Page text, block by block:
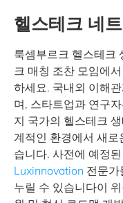
헬스테크 네
룩셈부르크 헬스테크
크 매칭 조찬 모임에
하세요. 국내외 이해
며, 스타트업과 연구
지 국가의 헬스테크
계적인 환경에서 새
습니다. 사전에 예정
Luxinnovation 전문가
누릴 수 있습니다이